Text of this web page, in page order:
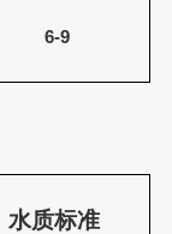
6-9
水质标准